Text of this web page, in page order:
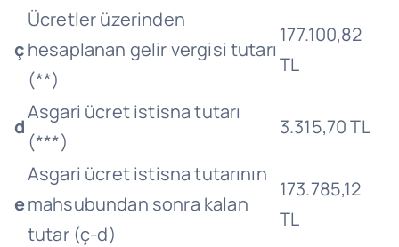
ç
Ücretler üzerinden
hesaplanan gelir vergisi tutarı
(**)
177.100,82
TL
d
Asgari ücret istisna tutarı
(***)
3.315,70 TL
e
Asgari ücret istisna tutarının
mahsubundan sonra kalan
tutar (ç-d)
173.785,12
TL